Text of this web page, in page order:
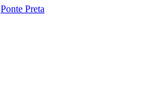
Ponte Preta